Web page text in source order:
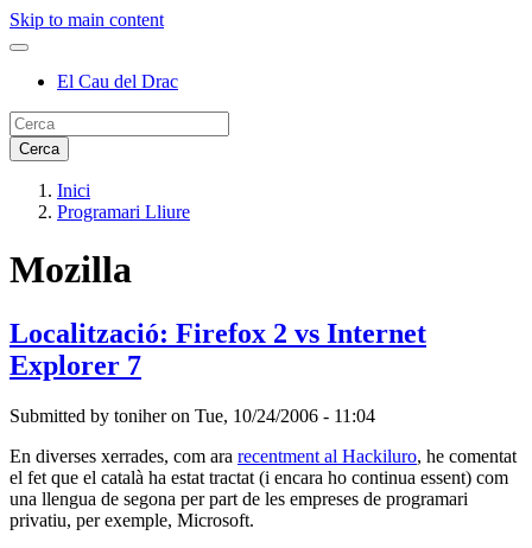
Skip to main content
El Cau del Drac
Inici
Programari Lliure
Mozilla
Localització: Firefox 2 vs Internet
Explorer 7
Submitted by toniheron Tue, 10/24/2006 - 11:04
En diverses xerrades, com ara recentment al Hackiluro, he comentat
el fet que el català ha estat tractat (i encara ho continua essent) com
una llengua de segona per part de les empreses de programari
privatiu, per exemple, Microsoft.